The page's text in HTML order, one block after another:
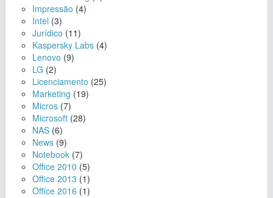
Impressão (4)
Intel (3)
Jurídico (11)
Kaspersky Labs (4)
Lenovo (9)
LG (2)
Licenciamento (25)
Marketing (19)
Micros (7)
Microsoft (28)
NAS (6)
News (9)
Notebook (7)
Office 2010 (5)
Office 2013 (1)
Office 2016 (1)